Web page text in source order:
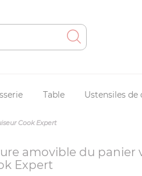
Table Ustensiles de
Cook Expert
amovible du panier
Expert